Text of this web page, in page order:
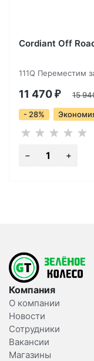
Cordiant Off
111Q Переместим
11 470 ₽ 15
- 28%
Компания
О компании
Новости
Сотрудники
Вакансии
Магазины